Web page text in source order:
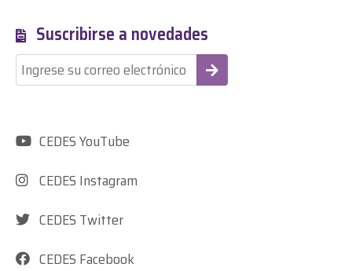
Suscribirse a novedades
-
CEDES YouTube
CEDES Instagram
CEDES Twitter
CEDES Facebook